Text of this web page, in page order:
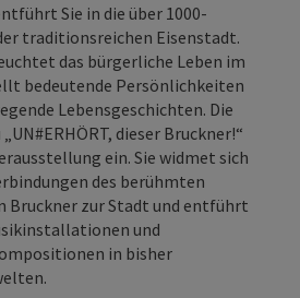
Sie in die über 1000-
traditionsreichen Eisenstadt.
das bürgerliche Leben im
bedeutende Persönlichkeiten
Lebensgeschichten. Die
dieser Bruckner!“
ein. Sie widmet sich
des berühmten
Bruckner zur Stadt und entführt
und
in bisher